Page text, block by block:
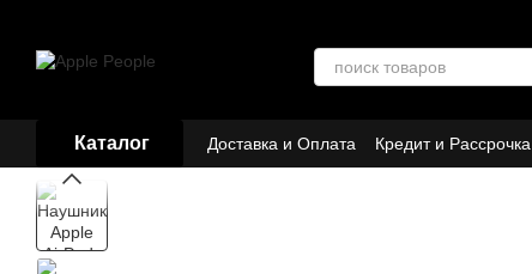
Каталог Доставка и Оплата Кредит и Рассрочка
Договор публичной оферты